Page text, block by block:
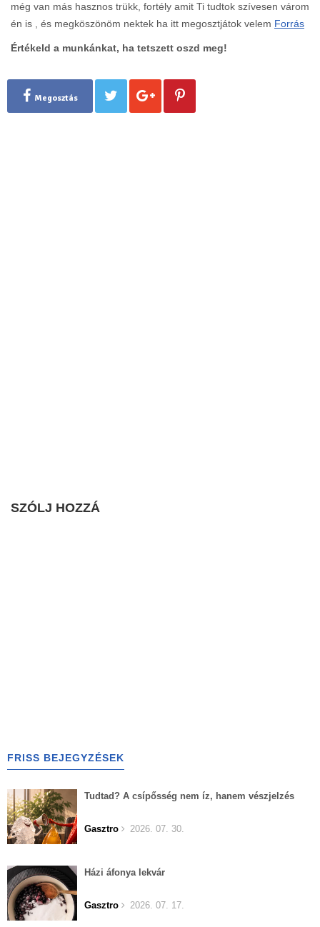
még van más hasznos trükk, fortély amit Ti tudtok szívesen várom
én is , és megköszönöm nektek ha itt megosztjátok velem Forrás
Értékeld a munkánkat, ha tetszett oszd meg!
Megosztás
SZÓLJ HOZZÁ
FRISS BEJEGYZÉSEK
Tudtad? A csípősség nem íz, hanem vészjelzés
Gasztro 2026. 07. 30.
Házi áfonya lekvár
Gasztro 2026. 07. 17.